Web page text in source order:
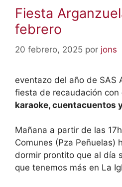
Fiesta
febrero
20 febrero, 2025 por jons
eventazo del año de SAS
fiesta de recaudación con
karaoke, cuentacuentos
Mañana a partir de las
Comunes (Pza Peñuelas)
dormir prontito que al día
que tenemos más en La